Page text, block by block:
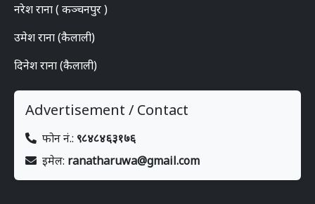
नरेश राना ( कञ्चनपुर )
उमेश राना (कैलाली)
दिनेश राना (कैलाली)
Advertisement / Contact
फोन नं.: ९८४८४६३१७६
इमेल: ranatharuwa@gmail.com